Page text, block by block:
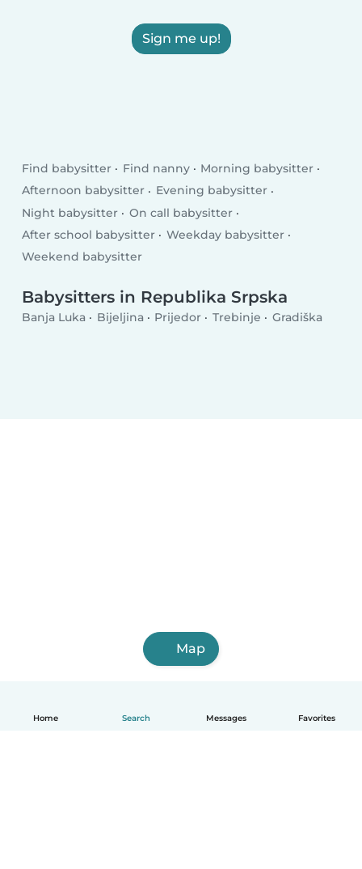
Home Search Messages Favorites
Sign me up!
Find babysitter Find nanny
Morning babysitter
Afternoon babysitter
Evening babysitter
Night babysitter
On call babysitter
After school babysitter
Weekday babysitter
Weekend babysitter
Babysitters in Republika Srpska
Banja Luka Bijeljina Prijedor Trebinje Gradiška
Map